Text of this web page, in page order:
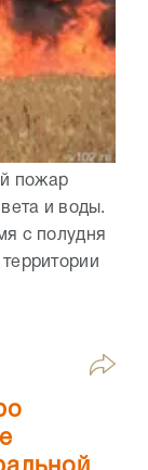
пожар
и воды.
с полудня